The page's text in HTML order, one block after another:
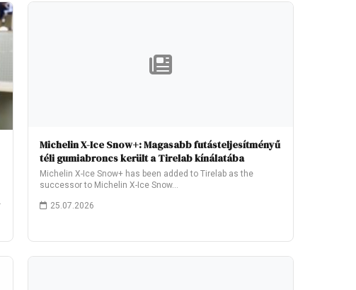
Michelin X-Ice Snow+: Magasabb futásteljesítményű
téli gumiabroncs került a Tirelab kínálatába
Michelin X-Ice Snow+ has been added to Tirelab as the
successor to Michelin X-Ice Snow…
25.07.2026